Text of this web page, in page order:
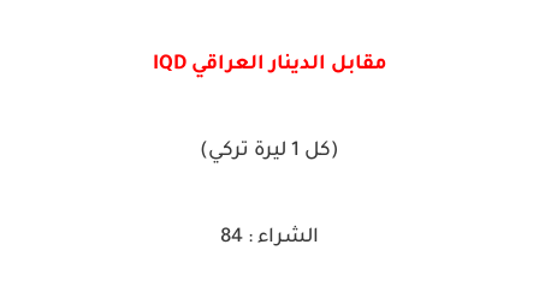
مقابل الدينار العراقي IQD
(كل 1 ليرة تركي)
الشراء : 84